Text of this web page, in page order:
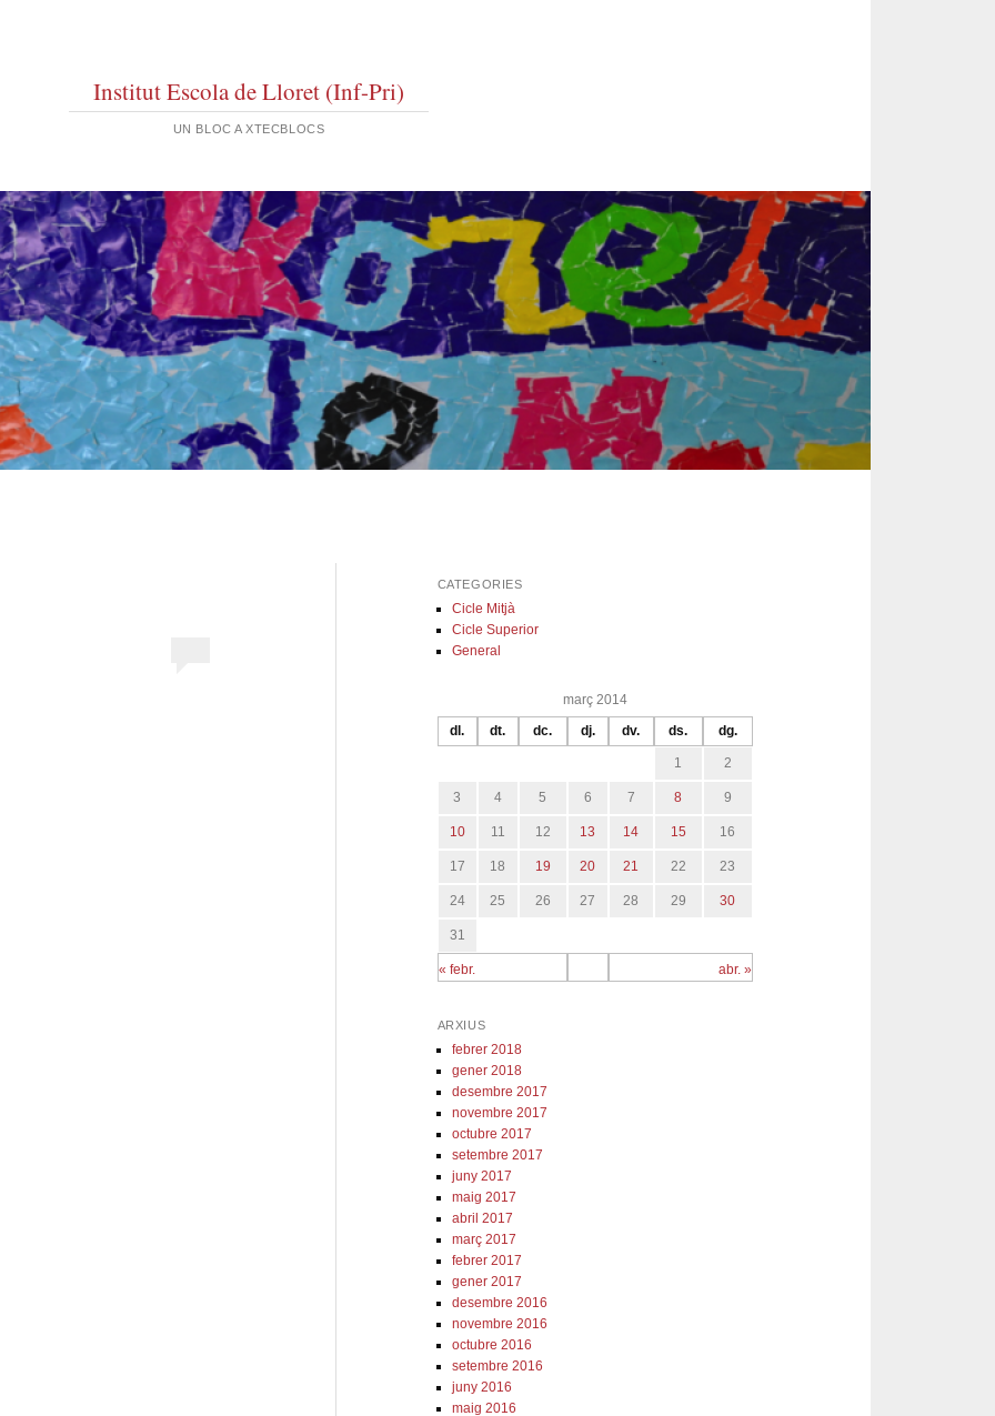
Institut Escola de Lloret (Inf-Pri)
UN BLOC A XTECBLOCS
CATEGORIES
Cicle Mitjà
Cicle Superior
General
març 2014
dl. dt. dc. dj. dv. ds. dg.
« febr. abr. »
1 2
3 4 5 6 7 8 9
10 11 12 13 14 15 16
17 18 19 20 21 22 23
24 25 26 27 28 29 30
31
ARXIUS
febrer 2018
gener 2018
desembre 2017
novembre 2017
octubre 2017
setembre 2017
juny 2017
maig 2017
abril 2017
març 2017
febrer 2017
gener 2017
desembre 2016
novembre 2016
octubre 2016
setembre 2016
juny 2016
maig 2016